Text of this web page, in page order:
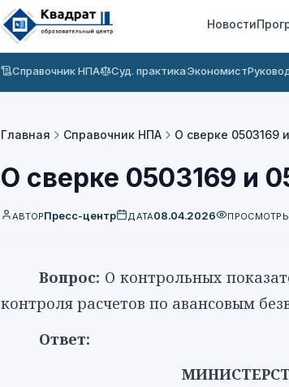
Новости
Справочник НПА Суд. практикаЭкономист
Главная Справочник НПА О сверке 0503169
О сверке 0503169 и
АВТОРПресс-центр ДАТА08.04.2026 ПРОСМОТРЫ
Вопрос: О контрольных
контроля расчетов по авансовым
Ответ: